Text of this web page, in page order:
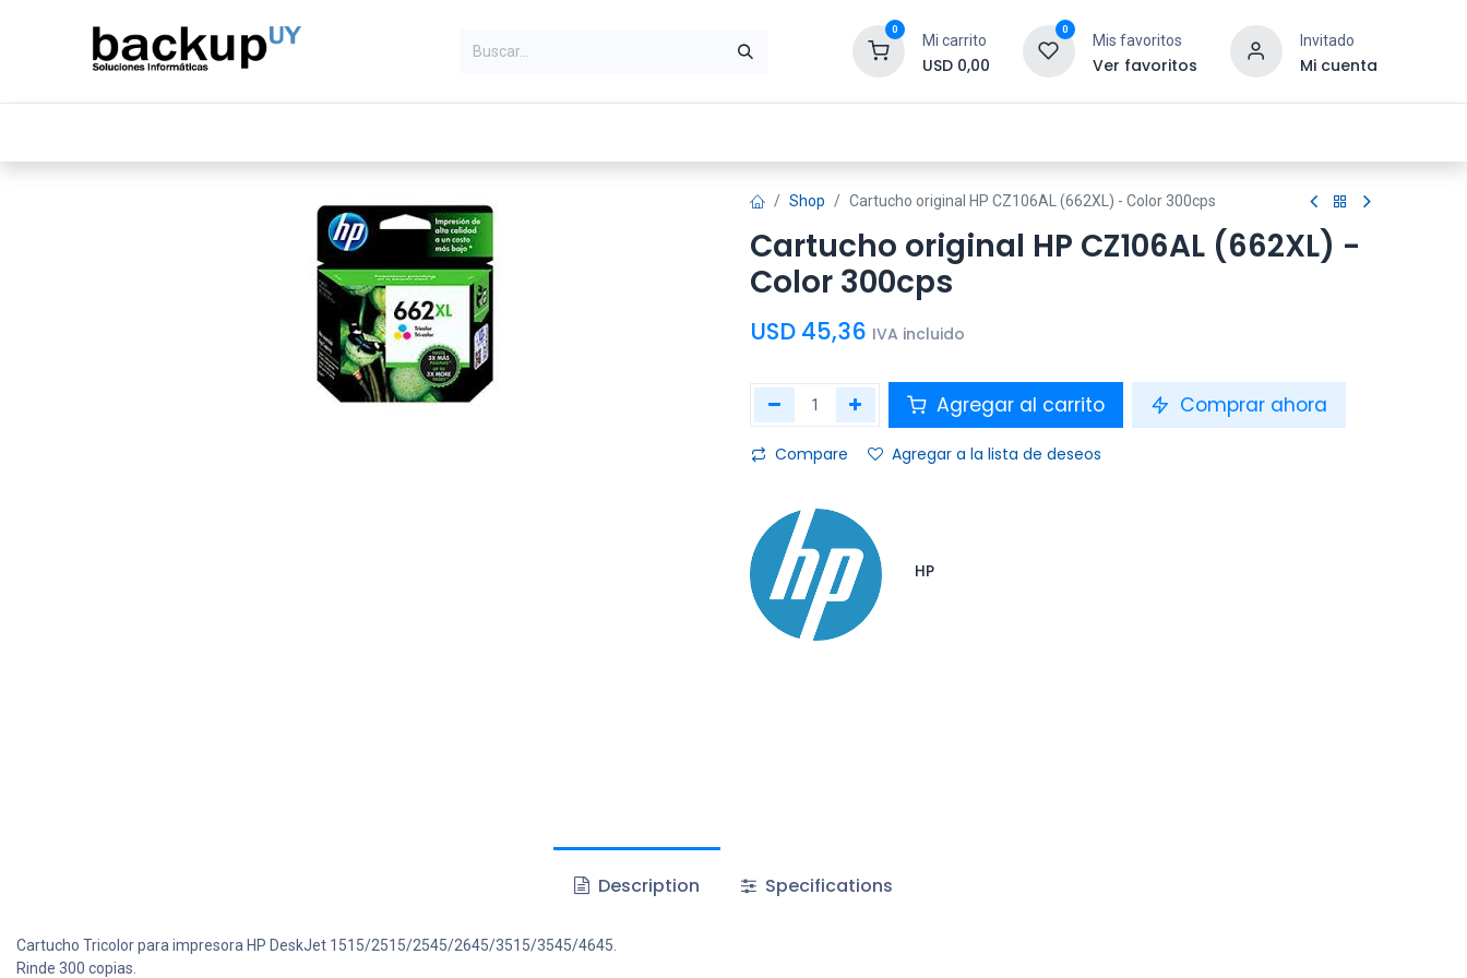
0
Mi carrito
USD 0,00
0
Mis favoritos
Ver favoritos
Invitado
Mi cuenta
Shop Cartucho original HP CZ106AL (662XL) - Color 300cps
Cartucho original HP CZ106AL (662XL) -
Color 300cps
USD 45,36 IVA incluido
Agregar al carrito Comprar ahora
Compare Agregar a la lista de deseos
HP
Description Specifications
Cartucho Tricolor para impresora HP DeskJet 1515/2515/2545/2645/3515/3545/4645.
Rinde 300 copias.